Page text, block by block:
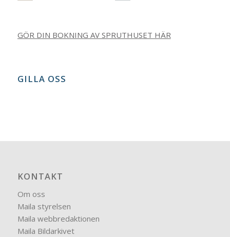
GÖR DIN BOKNING AV SPRUTHUSET HÄR
GILLA OSS
KONTAKT
Om oss
Maila styrelsen
Maila webbredaktionen
Maila Bildarkivet